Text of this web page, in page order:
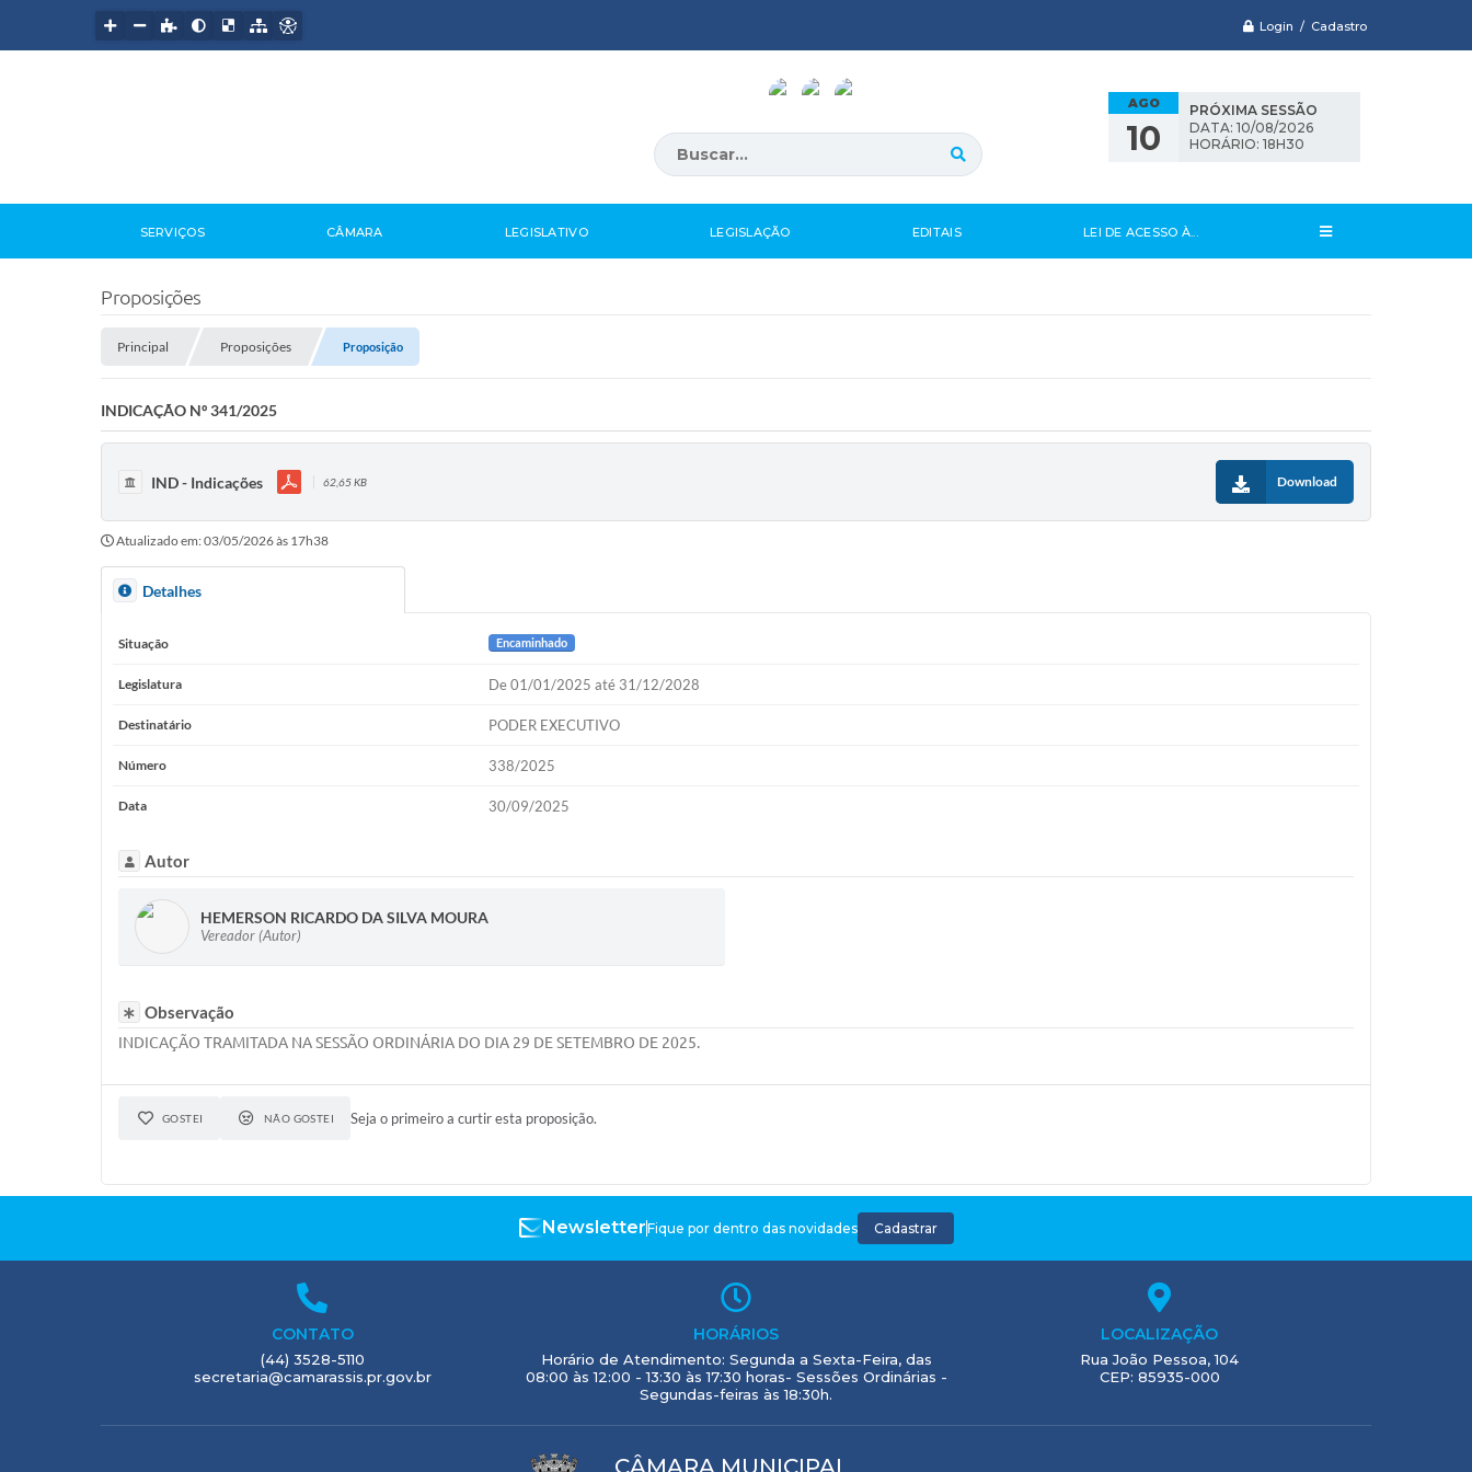
Login / Cadastro
AGO
10
PRÓXIMA SESSÃO
DATA: 10/08/2026
HORÁRIO: 18H30
SERVIÇOS CÂMARA LEGISLATIVO LEGISLAÇÃO EDITAIS LEI DE ACESSO À...
Proposições
Principal Proposições Proposição
INDICAÇÃO Nº 341/2025
IND - Indicações 62,65 KB Download
Atualizado em: 03/05/2026 às 17h38
Detalhes
Situação Encaminhado
Legislatura De 01/01/2025 até 31/12/2028
Destinatário PODER EXECUTIVO
Número 338/2025
Data 30/09/2025
Autor
HEMERSON RICARDO DA SILVA MOURA
Vereador (Autor)
Observação
INDICAÇÃO TRAMITADA NA SESSÃO ORDINÁRIA DO DIA 29 DE SETEMBRO DE 2025.
GOSTEI NÃO GOSTEI Seja o primeiro a curtir esta proposição.
NewsletterFique por dentro das novidades Cadastrar
CONTATO
(44) 3528-5110
secretaria@camarassis.pr.gov.br
HORÁRIOS
Horário de Atendimento: Segunda a Sexta-Feira, das
08:00 às 12:00 - 13:30 às 17:30 horas- Sessões Ordinárias -
Segundas-feiras às 18:30h.
LOCALIZAÇÃO
Rua João Pessoa, 104
CEP: 85935-000
CÂMARA MUNICIPAL